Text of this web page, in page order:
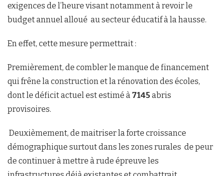
exigences de l’heure visant notamment à revoir le
budget annuel alloué au secteur éducatif à la hausse.
En effet, cette mesure permettrait :
Premièrement, de combler le manque de financement
qui frêne la construction et la rénovation des écoles,
dont le déficit actuel est estimé à 7145 abris
provisoires.
Deuxièmement, de maitriser la forte croissance
démographique surtout dans les zones rurales de peur
de continuer à mettre à rude épreuve les